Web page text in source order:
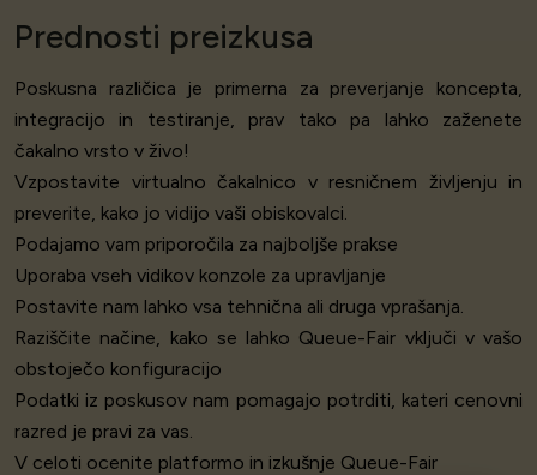
Prednosti preizkusa
Poskusna različica je primerna za preverjanje koncepta,
integracijo in testiranje, prav tako pa lahko zaženete
čakalno vrsto v živo!
Vzpostavite virtualno čakalnico vresničnem življenju in
preverite, kako jo vidijo vaši obiskovalci.
Podajamo vam priporočila za najboljše prakse
Uporaba vseh vidikov konzole za upravljanje
Postavite nam lahko vsa tehnična ali druga vprašanja.
Raziščite načine, kako se lahko Queue-Fair vključi v vašo
obstoječo konfiguracijo
Podatki iz poskusov nam pomagajo potrditi, kateri cenovni
razred je pravi za vas.
V celoti ocenite platformo in izkušnje Queue-Fair